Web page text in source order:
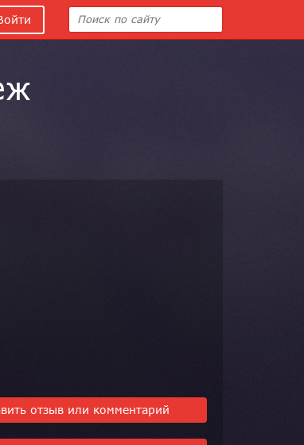
отзыв или комментарий